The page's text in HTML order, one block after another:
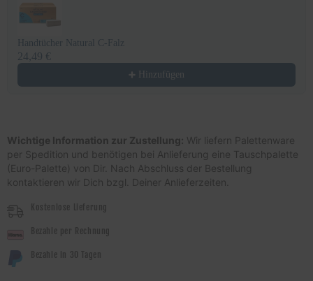
Handtücher Natural C-Falz
24,49 €
Hinzufügen
Wichtige Information zur Zustellung: Wir liefern Palettenware
per Spedition und benötigen bei Anlieferung eine Tauschpalette
(Euro-Palette) von Dir. Nach Abschluss der Bestellung
kontaktieren wir Dich bzgl. Deiner Anlieferzeiten.